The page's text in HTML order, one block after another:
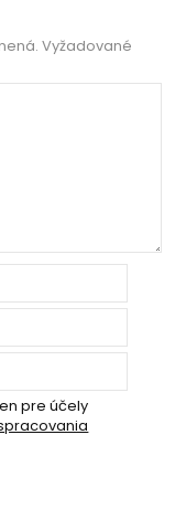
Vyžadované
pre účely